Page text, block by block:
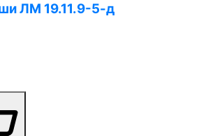
ЛМ 19.11.9⁠-⁠5⁠-⁠д